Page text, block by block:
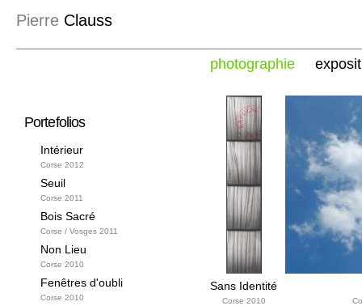
Pierre Clauss
photographie
Sans Identité
Corse 2010
Portefolios
Intérieur
Corse 2012
Seuil
Corse 2011
Bois Sacré
Corse / Vosges 2011
Non Lieu
Corse 2010
Fenêtres d'oubli
Corse 2010